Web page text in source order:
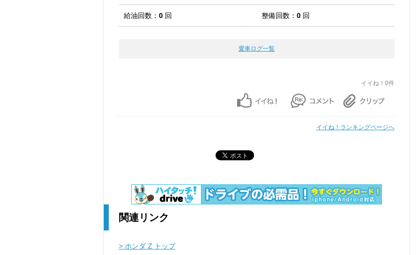
給油回数： 0 回 整備回数： 0 回
愛車ログ一覧
イイね！0件
イイね！ランキングページへ
関連リンク
> ホンダ Z トップ